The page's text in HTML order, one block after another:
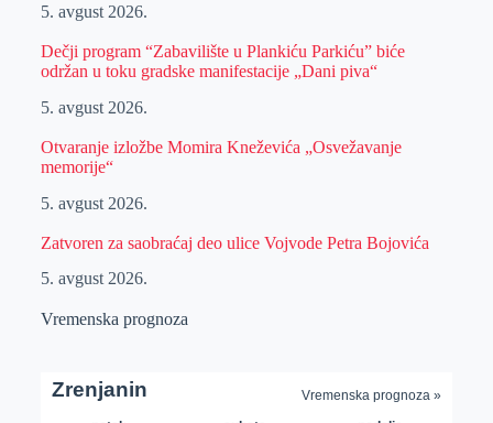
5. avgust 2026.
Dečji program “Zabavilište u Plankiću Parkiću” biće
održan u toku gradske manifestacije „Dani piva“
5. avgust 2026.
Otvaranje izložbe Momira Kneževića „Osvežavanje
memorije“
5. avgust 2026.
Zatvoren za saobraćaj deo ulice Vojvode Petra Bojovića
5. avgust 2026.
Vremenska prognoza